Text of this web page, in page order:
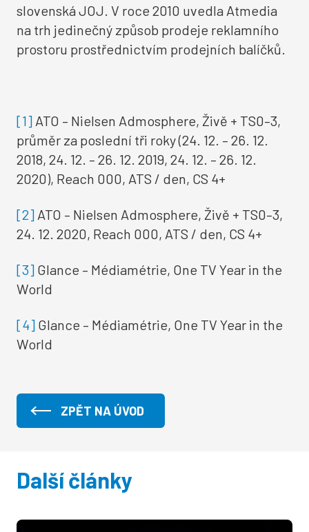
slovenská JOJ. V roce 2010 uvedla Atmedia
na trh jedinečný způsob prodeje reklamního
prostoru prostřednictvím prodejních balíčků.
[1] ATO – Nielsen Admosphere, Živě + TS0–3,
průměr za poslední tři roky (24. 12. – 26. 12.
2018, 24. 12. – 26. 12. 2019, 24. 12. – 26. 12.
2020), Reach 000, ATS / den, CS 4+
[2] ATO – Nielsen Admosphere, Živě + TS0–3,
24. 12. 2020, Reach 000, ATS / den, CS 4+
[3] Glance – Médiamétrie, One TV Year in the
World
[4] Glance – Médiamétrie, One TV Year in the
World
ZPĚT NA ÚVOD
Další články